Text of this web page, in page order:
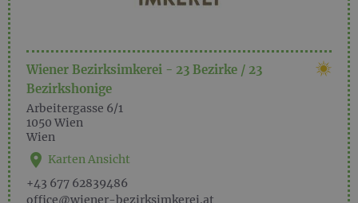
Wiener Bezirksimkerei - 23 Bezirke / 23
Bezirkshonige
Arbeitergasse 6/1
1050 Wien
Wien
Karten Ansicht
+43 677 62839486
office@wiener-bezirksimkerei.at